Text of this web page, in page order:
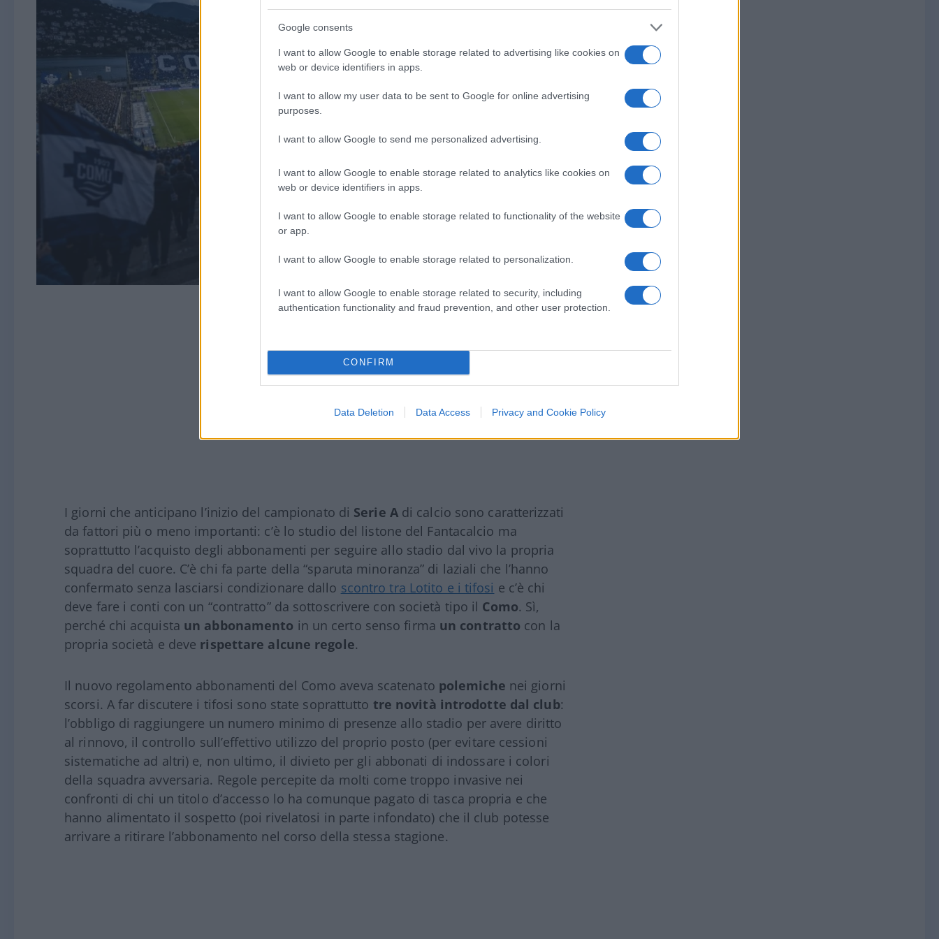
Google consents
I want to allow Google to enable storage related to advertising like cookies on
web or device identifiers in apps.
I want to allow my user data to be sent to Google for online advertising
purposes.
I want to allow Google to send me personalized advertising.
I want to allow Google to enable storage related to analytics like cookies on
web or device identifiers in apps.
I want to allow Google to enable storage related to functionality of the website
or app.
I want to allow Google to enable storage related to personalization.
I want to allow Google to enable storage related to security, including
authentication functionality and fraud prevention, and other user protection.
CONFIRM
Data Deletion Data Access Privacy and Cookie Policy
I giorni che anticipano l’inizio del campionato di Serie Adi calcio sono caratterizzati
da fattori più o meno importanti: c’è lo studio del listone del Fantacalcio ma
soprattutto l’acquisto degli abbonamenti per seguire allo stadio dal vivo la propria
squadra del cuore. C’è chi fa parte della “sparuta minoranza” di laziali che l’hanno
confermato senza lasciarsi condizionare dallo scontro tra Lotito e i tifosi e c’è chi
deve fare i conti con un “contratto” da sottoscrivere con società tipo il Como. Sì,
perché chi acquista un abbonamento in un certo senso firma un contratto con la
propria società e deve rispettare alcune regole.
Il nuovo regolamento abbonamenti del Como aveva scatenato polemiche nei giorni
scorsi. A far discutere i tifosi sono state soprattutto tre novità introdotte dal club:
l’obbligo di raggiungere un numero minimo di presenze allo stadio per avere diritto
al rinnovo, il controllo sull’effettivo utilizzo del proprio posto (per evitare cessioni
sistematiche ad altri) e, non ultimo, il divieto per gli abbonati di indossare i colori
della squadra avversaria. Regole percepite da molti come troppo invasive nei
confronti di chi un titolo d’accesso lo ha comunque pagato di tasca propria e che
hanno alimentato il sospetto (poi rivelatosi in parte infondato) che il club potesse
arrivare a ritirare l’abbonamento nel corso della stessa stagione.